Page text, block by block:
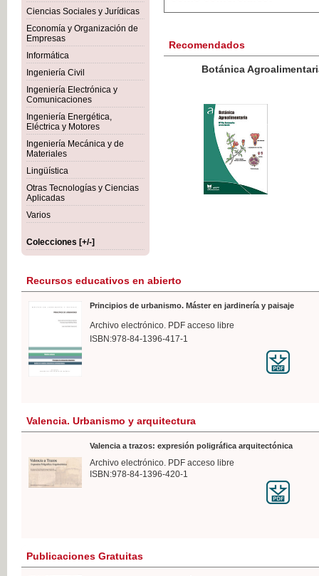
Ciencias Sociales y Jurídicas
Economía y Organización de
Empresas
Informática
Ingeniería Civil
Ingeniería Electrónica y
Comunicaciones
Ingeniería Energética,
Eléctrica y Motores
Ingeniería Mecánica y de
Materiales
Lingüística
Otras Tecnologías y Ciencias
Aplicadas
Varios
Colecciones [+/-]
Recomendados
Botánica Agroalimentaria
Recursos educativos en abierto
Principios de urbanismo. Máster en jardinería y paisaje
Archivo electrónico. PDF acceso libre
ISBN:978-84-1396-417-1
Valencia. Urbanismo y arquitectura
Valencia a trazos: expresión poligráfica arquitectónica
Archivo electrónico. PDF acceso libre
ISBN:978-84-1396-420-1
Publicaciones Gratuitas